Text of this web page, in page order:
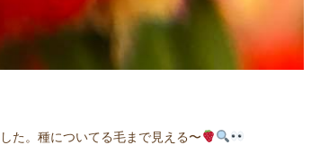
た。種についてる毛まで見える〜